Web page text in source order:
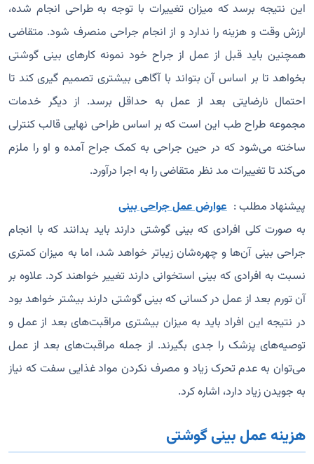
این نتیجه برسد که میزان تغییرات با توجه به طراحی انجام شده،
ارزش وقت و هزینه را ندارد و از انجام جراحی منصرف شود. متقاضی
همچنین باید قبل از عمل از جراح خود نمونه کارهای بینی گوشتی
بخواهد تا بر اساس آن بتواند با آگاهی بیشتری تصمیم گیری کند تا
احتمال نارضایتی بعد از عمل به حداقل برسد. از دیگر خدمات
مجموعه طراح طب این است که بر اساس طراحی نهایی قالب کنترلی
ساخته می‌شود که در حین جراحی به کمک جراح آمده و او را ملزم
می‌کند تا تغییرات مد نظر متقاضی را به اجرا درآورد.
پیشنهاد مطلب : عوارض عمل جراحی بینی
به صورت کلی افرادی که بینی گوشتی دارند باید بدانند که با انجام
جراحی بینی آن‌ها و چهره‌شان زیباتر خواهد شد، اما به میزان کمتری
نسبت به افرادی که بینی استخوانی دارند تغییر خواهند کرد. علاوه بر
آن تورم بعد از عمل در کسانی که بینی گوشتی دارند بیشتر خواهد بود
در نتیجه این افراد باید به میزان بیشتری مراقبت‌های بعد از عمل و
توصیه‌های پزشک را جدی بگیرند. از جمله مراقبت‌های بعد از عمل
می‌توان به عدم تحرک زیاد و مصرف نکردن مواد غذایی سفت که نیاز
به جویدن زیاد دارد، اشاره کرد.
هزینه عمل بینی گوشتی